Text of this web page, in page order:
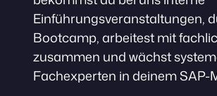
Einführungsveranstaltungen,
Bootcamp, arbeitest mit
zusammen und wächst
Fachexperten in deinem SAP-